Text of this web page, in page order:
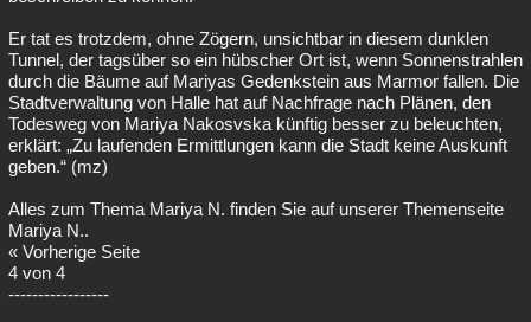
Er tat es trotzdem, ohne Zögern, unsichtbar in diesem dunklen
Tunnel, der tagsüber so ein hübscher Ort ist, wenn Sonnenstrahlen
durch die Bäume auf Mariyas Gedenkstein aus Marmor fallen. Die
Stadtverwaltung von Halle hat auf Nachfrage nach Plänen, den
Todesweg von Mariya Nakosvska künftig besser zu beleuchten,
erklärt: „Zu laufenden Ermittlungen kann die Stadt keine Auskunft
geben.“ (mz)
Alles zum Thema Mariya N. finden Sie auf unserer Themenseite
Mariya N..
« Vorherige Seite
4 von 4
-----------------